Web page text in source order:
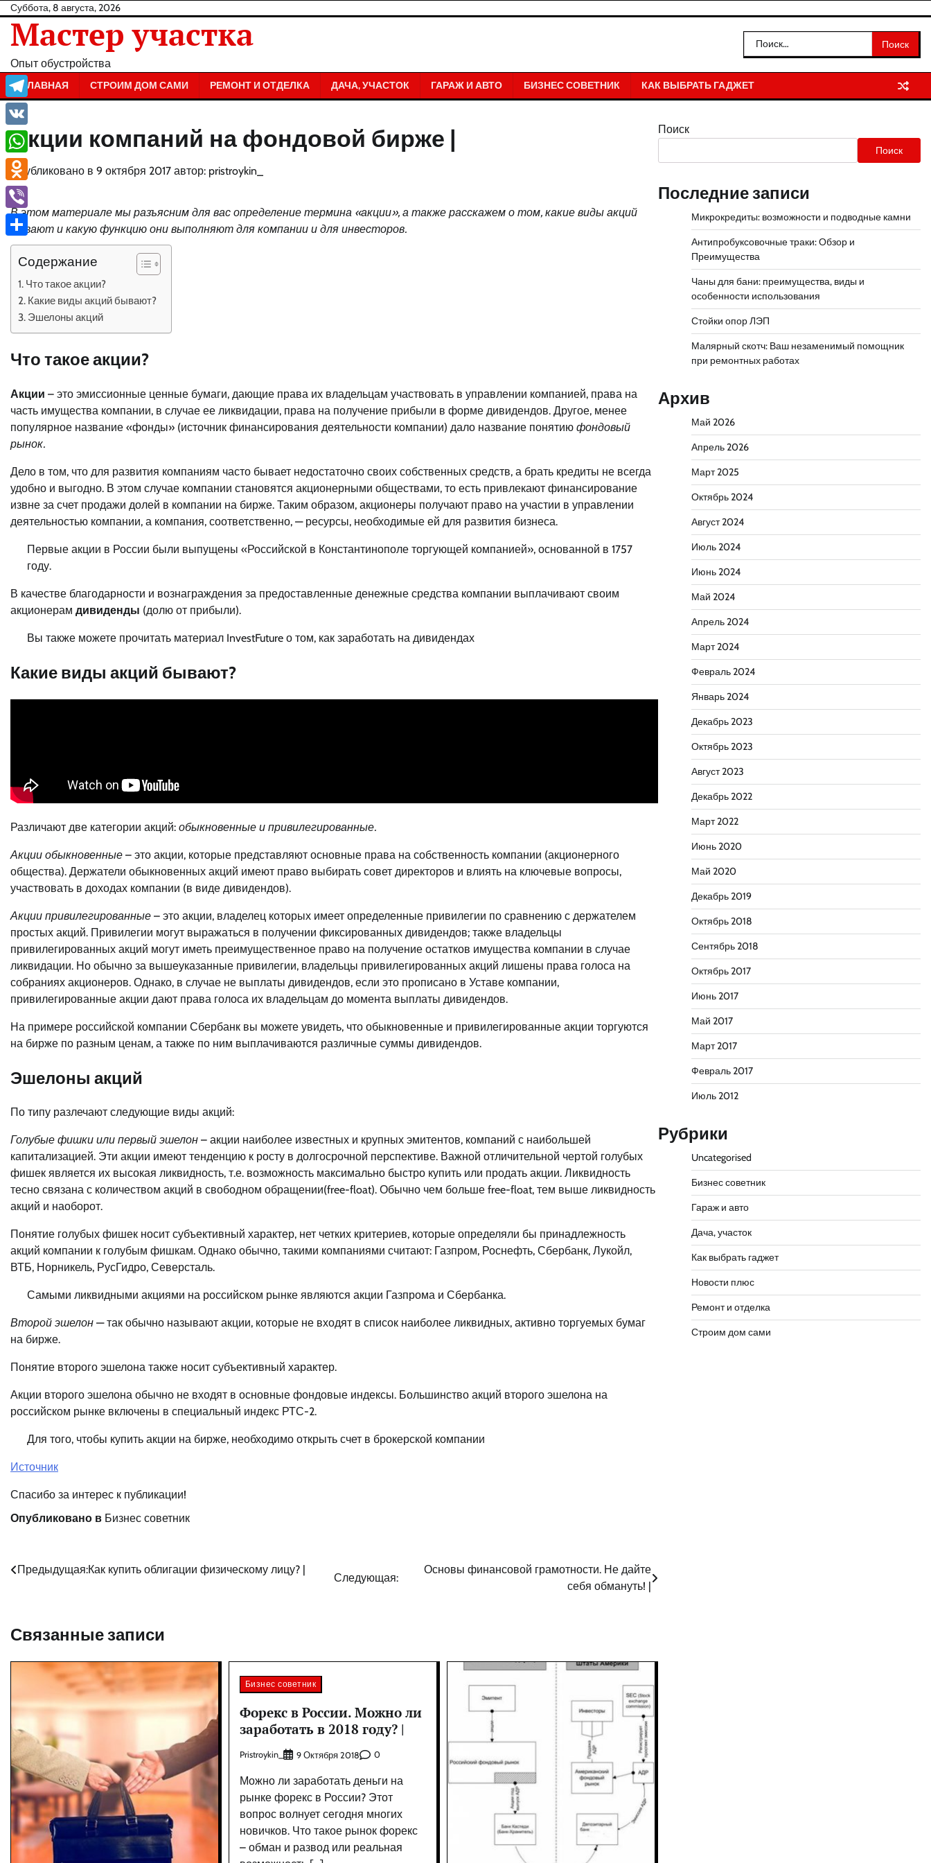
Перейти
содержанию
Суббота, 8 августа, 2026
Мастер участка
Опыт обустройства
Найти:
ГЛАВНАЯ СТРОИМ ДОМ САМИ РЕМОНТ И ОТДЕЛКА ДАЧА, УЧАСТОК ГАРАЖ И АВТО БИЗНЕС СОВЕТНИК КАК ВЫБРАТЬ ГАДЖЕТ
Акции компаний на фондовой бирже |
Опубликовано в 9 октября 2017 автор: pristroykin_
В этом материале мы разъясним для вас определение термина «акции», а также расскажем о том, какие виды акций
бывают и какую функцию они выполняют для компании и для инвесторов.
Содержание
Что такое акции?
Какие виды акций бывают?
Эшелоны акций
Что такое акции?
Акции – это эмиссионные ценные бумаги, дающие права их владельцам участвовать в управлении компанией, права на
часть имущества компании, в случае ее ликвидации, права на получение прибыли в форме дивидендов. Другое, менее
популярное название «фонды» (источник финансирования деятельности компании) дало название понятию фондовый
рынок.
Дело в том, что для развития компаниям часто бывает недостаточно своих собственных средств, а брать кредиты не всегда
удобно и выгодно. В этом случае компании становятся акционерными обществами, то есть привлекают финансирование
извне за счет продажи долей в компании на бирже. Таким образом, акционеры получают право на участии в управлении
деятельностью компании, а компания, соответственно, — ресурсы, необходимые ей для развития бизнеса.
Первые акции в России были выпущены «Российской в Константинополе торгующей компанией», основанной в 1757
году.
В качестве благодарности и вознаграждения за предоставленные денежные средства компании выплачивают своим
акционерам дивиденды (долю от прибыли).
Вы также можете прочитать материал InvestFuture о том, как заработать на дивидендах
Какие виды акций бывают?
Различают две категории акций: обыкновенные и привилегированные.
Акции обыкновенные – это акции, которые представляют основные права на собственность компании (акционерного
общества). Держатели обыкновенных акций имеют право выбирать совет директоров и влиять на ключевые вопросы,
участвовать в доходах компании (в виде дивидендов).
Акции привилегированные – это акции, владелец которых имеет определенные привилегии по сравнению с держателем
простых акций. Привилегии могут выражаться в получении фиксированных дивидендов; также владельцы
привилегированных акций могут иметь преимущественное право на получение остатков имущества компании в случае
ликвидации. Но обычно за вышеуказанные привилегии, владельцы привилегированных акций лишены права голоса на
собраниях акционеров. Однако, в случае не выплаты дивидендов, если это прописано в Уставе компании,
привилегированные акции дают права голоса их владельцам до момента выплаты дивидендов.
На примере российской компании Сбербанк вы можете увидеть, что обыкновенные и привилегированные акции торгуются
на бирже по разным ценам, а также по ним выплачиваются различные суммы дивидендов.
Эшелоны акций
По типу разлечают следующие виды акций:
Голубые фишки или первый эшелон – акции наиболее известных и крупных эмитентов, компаний с наибольшей
капитализацией. Эти акции имеют тенденцию к росту в долгосрочной перспективе. Важной отличительной чертой голубых
фишек является их высокая ликвидность, т.е. возможность максимально быстро купить или продать акции. Ликвидность
тесно связана с количеством акций в свободном обращении(free-float). Обычно чем больше free-float, тем выше ликвидность
акций и наоборот.
Понятие голубых фишек носит субъективный характер, нет четких критериев, которые определяли бы принадлежность
акций компании к голубым фишкам. Однако обычно, такими компаниями считают: Газпром, Роснефть, Сбербанк, Лукойл,
ВТБ, Норникель, РусГидро, Северсталь.
Самыми ликвидными акциями на российском рынке являются акции Газпрома и Сбербанка.
Второй эшелон — так обычно называют акции, которые не входят в список наиболее ликвидных, активно торгуемых бумаг
на бирже.
Понятие второго эшелона также носит субъективный характер.
Акции второго эшелона обычно не входят в основные фондовые индексы. Большинство акций второго эшелона на
российском рынке включены в специальный индекс РТС-2.
Для того, чтобы купить акции на бирже, необходимо открыть счет в брокерской компании
Источник
Спасибо за интерес к публикации!
Опубликовано в Бизнес советник
Навигация
Предыдущая:Как купить облигации физическому лицу? |
Следующая:
Основы финансовой грамотности. Не дайте
себя обмануть! |
Связанные записи
Бизнес советник
Форекс в России. Можно ли
заработать в 2018 году? |
Pristroykin_ 9 Октября 2018 0
Можно ли заработать деньги на
рынке форекс в России? Этот
вопрос волнует сегодня многих
новичков. Что такое рынок форекс
– обман и развод или реальная
Поиск
Поиск
Последние записи
Микрокредиты: возможности и подводные камни
Антипробуксовочные траки: Обзор и
Преимущества
Чаны для бани: преимущества, виды и
особенности использования
Стойки опор ЛЭП
Малярный скотч: Ваш незаменимый помощник
при ремонтных работах
Архив
Май 2026
Апрель 2026
Март 2025
Октябрь 2024
Август 2024
Июль 2024
Июнь 2024
Май 2024
Апрель 2024
Март 2024
Февраль 2024
Январь 2024
Декабрь 2023
Октябрь 2023
Август 2023
Декабрь 2022
Март 2022
Июнь 2020
Май 2020
Декабрь 2019
Октябрь 2018
Сентябрь 2018
Октябрь 2017
Июнь 2017
Май 2017
Март 2017
Февраль 2017
Июль 2012
Рубрики
Uncategorised
Бизнес советник
Гараж и авто
Дача, участок
Как выбрать гаджет
Новости плюс
Ремонт и отделка
Строим дом сами
Telegram
VK
WhatsApp
Odnoklassniki
Viber
Отправить